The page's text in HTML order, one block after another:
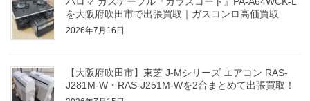
を大阪府吹田市で出張買取｜ガスコンロ高価買取
2026年7月16日
【大阪府吹田市】東芝 J-Mシリーズ エアコン RAS-
J281M-W・RAS-J251M-Wを2台まとめて出張買取！